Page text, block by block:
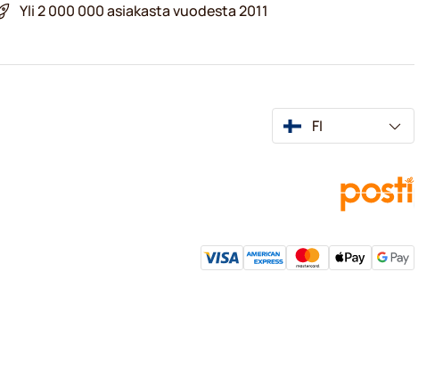
Yli 2 000 000 asiakasta vuodesta 2011
FI